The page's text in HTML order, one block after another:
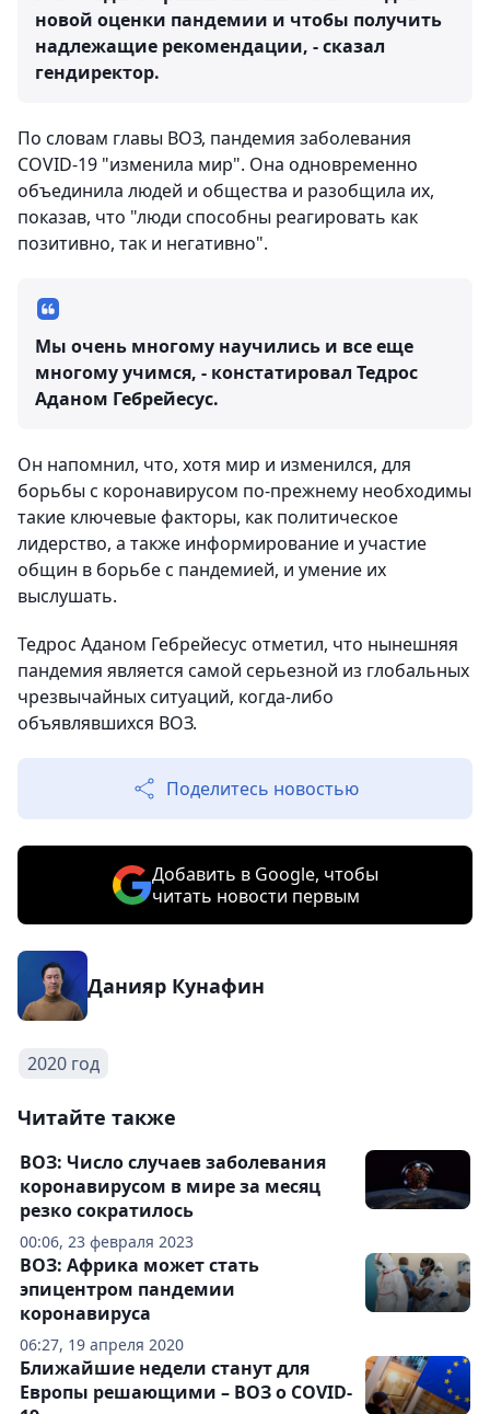
новой оценки пандемии и чтобы получить
надлежащие рекомендации, - сказал
гендиректор.
По словам главы ВОЗ, пандемия заболевания
COVID-19 "изменила мир". Она одновременно
объединила людей и общества и разобщила их,
показав, что "люди способны реагировать как
позитивно, так и негативно".
Мы очень многому научились и все еще
многому учимся, - констатировал Тедрос
Аданом Гебрейесус.
Он напомнил, что, хотя мир и изменился, для
борьбы с коронавирусом по-прежнему необходимы
такие ключевые факторы, как политическое
лидерство, а также информирование и участие
общин в борьбе с пандемией, и умение их
выслушать.
Тедрос Аданом Гебрейесус отметил, что нынешняя
пандемия является самой серьезной из глобальных
чрезвычайных ситуаций, когда-либо
объявлявшихся ВОЗ.
Поделитесь новостью
Добавить в Google, чтобы
читать новости первым
Данияр Кунафин
2020 год
Читайте также
00:06, 23 февраля 2023
ВОЗ: Число случаев заболевания
коронавирусом в мире за месяц
резко сократилось
06:27, 19 апреля 2020
ВОЗ: Африка может стать
эпицентром пандемии
коронавируса
Ближайшие недели станут для
Европы решающими – ВОЗ о COVID-